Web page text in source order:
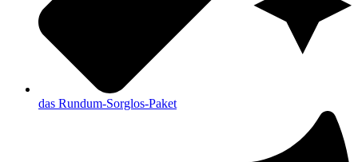
das Rundum-Sorglos-Paket